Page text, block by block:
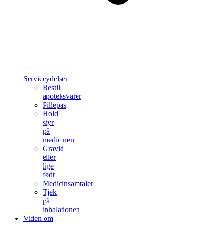
Serviceydelser
Bestil
apoteksvarer
Pillepas
Hold
styr
på
medicinen
Gravid
eller
lige
født
Medicinsamtaler
Tjek
på
inhalationen
Viden om